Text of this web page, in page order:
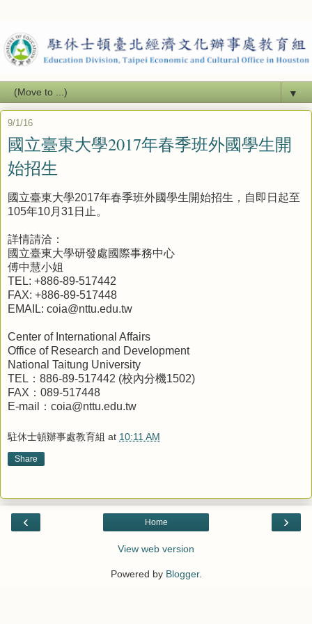
▼
9/1/16
國立臺東大學2017年春季班外國學生開
始招生
國立臺東大學2017年春季班外國學生開始招生，自即日起至
105年10月31日止。
詳情請洽：
國立臺東大學研發處國際事務中心
傅中慧小姐
TEL: +886-89-517442
FAX: +886-89-517448
EMAIL: coia@nttu.edu.tw
Center of International Affairs
Office of Research and Development
National Taitung University
TEL：886-89-517442 (校內分機1502)
FAX：089-517448
E-mail：coia@nttu.edu.tw
駐休士頓辦事處教育組 at 10:11 AM
Share
‹ ›
Home
View web version
Powered by Blogger.